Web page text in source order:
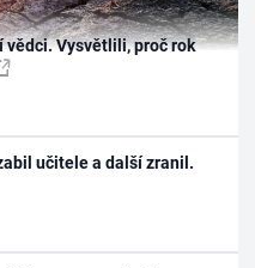
vědci. Vysvětlili, proč rok
učitele a další zranil.